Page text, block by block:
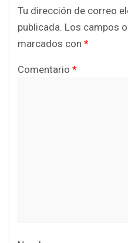
Tu dirección de correo
publicada. Los campos
marcados con *
Comentario *